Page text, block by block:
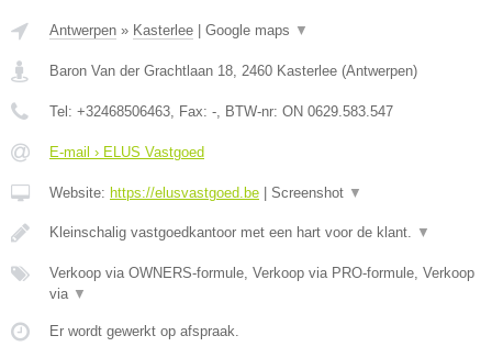
Antwerpen » Kasterlee Google maps ▼
Baron Van der Grachtlaan 18, 2460 Kasterlee (Antwerpen)
Tel: +32468506463, Fax: -, BTW-nr: ON 0629.583.547
E-mail › ELUS Vastgoed
Website: https://elusvastgoed.be Screenshot ▼
Kleinschalig vastgoedkantoor met een hart voor de klant. ▼
Verkoop via OWNERS-formule, Verkoop via PRO-formule, Verkoop
via ▼
Er wordt gewerkt op afspraak.